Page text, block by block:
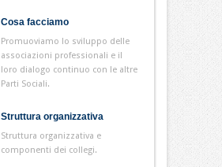
Cosa facciamo
Promuoviamo lo sviluppo delle
associazioni professionali e il
loro dialogo continuo con le altre
Parti Sociali.
Struttura organizzativa
Struttura organizzativa e
componenti dei collegi.